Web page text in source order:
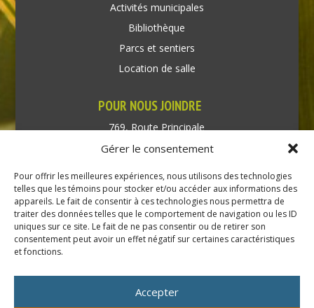
Gérer le consentement
Pour offrir les meilleures expériences, nous utilisons des technologies
telles que les témoins pour stocker et/ou accéder aux informations des
appareils. Le fait de consentir à ces technologies nous permettra de
traiter des données telles que le comportement de navigation ou les ID
uniques sur ce site. Le fait de ne pas consentir ou de retirer son
consentement peut avoir un effet négatif sur certaines caractéristiques
et fonctions.
Accepter
Activités municipales
Bibliothèque
Parcs et sentiers
Location de salle
POUR NOUS JOINDRE
769, Route Principale
Très-Saint-Rédempteur
Téléphone : (450) 451-5203
Direction générale :
dir@tressaintredempteur.ca